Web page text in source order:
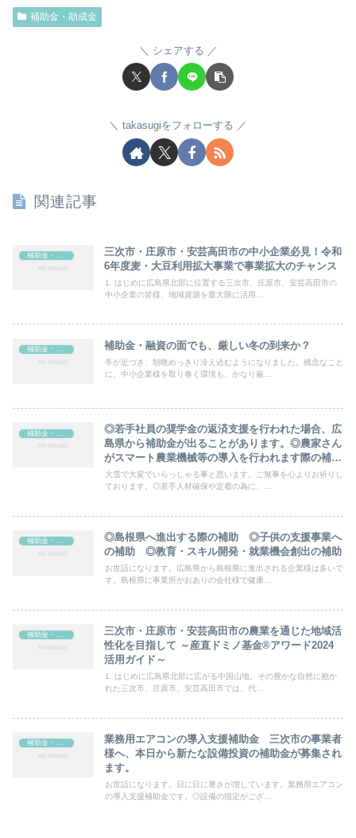
補助金・助成金
シェアする
takasugiをフォローする
関連記事
三次市・庄原市・安芸高田市の中小企業必見！令和
6年度麦・大豆利用拡大事業で事業拡大のチャンス
1. はじめに広島県北部に位置する三次市、庄原市、安芸高田市の
中小企業の皆様、地域資源を最大限に活用...
補助金・融資の面でも、厳しい冬の到来か？
冬が近づき、朝晩めっきり冷え込むようになりました。残念なこと
に、中小企業様を取り巻く環境も、かなり厳...
◎若手社員の奨学金の返済支援を行われた場合、広
島県から補助金が出ることがあります。◎農家さん
がスマート農業機械等の導入を行われます際の補助
制度が先日スタートしました。
大雪で大変でいらっしゃる事と思います。ご無事を心よりお祈りし
ております。◎若手人材確保や定着の為に、...
補助金・助成金
◎島根県へ進出する際の補助 ◎子供の支援事業へ
の補助 ◎教育・スキル開発・就業機会創出の補助
お世話になります。広島県から島根県に進出される企業様は多いで
す。島根県に事業所がおありの会社様で健康...
補助金・助成金
三次市・庄原市・安芸高田市の農業を通じた地域活
性化を目指して ～産直ドミノ基金®アワード2024
活用ガイド～
1. はじめに広島県北部に広がる中国山地。その豊かな自然に抱か
れた三次市、庄原市、安芸高田市では、代...
補助金・助成金
業務用エアコンの導入支援補助金 三次市の事業者
様へ、本日から新たな設備投資の補助金が募集され
ます。
お世話になります。日に日に暑さが増しています。業務用エアコン
の導入支援補助金です。◎設備の指定がござ...